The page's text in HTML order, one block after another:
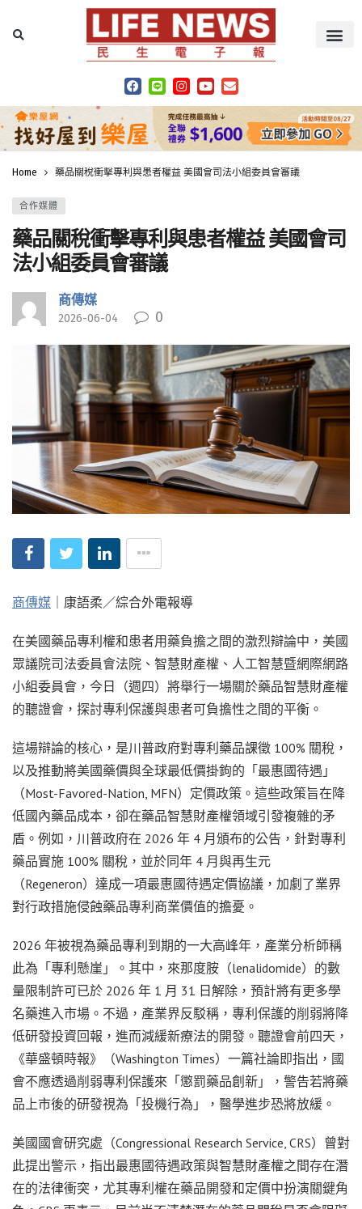
Home 藥品關稅衝擊專利與患者權益 美國會司法小組委員會審議
合作媒體
藥品關稅衝擊專利與患者權益 美國會司
法小組委員會審議
商傳媒
2026-06-04 0
商傳媒 ｜康語柔／綜合外電報導
在美國藥品專利權和患者用藥負擔之間的激烈辯論中，美國
眾議院司法委員會法院、智慧財產權、人工智慧暨網際網路
小組委員會，今日（週四）將舉行一場關於藥品智慧財產權
的聽證會，探討專利保護與患者可負擔性之間的平衡。
這場辯論的核心，是川普政府對專利藥品課徵 100% 關稅，
以及推動將美國藥價與全球最低價掛鉤的「最惠國待遇」
（Most-Favored-Nation, MFN）定價政策。這些政策旨在降
低國內藥品成本，卻在藥品智慧財產權領域引發複雜的矛
盾。例如，川普政府在 2026 年 4 月頒布的公告，針對專利
藥品實施 100% 關稅，並於同年 4 月與再生元
（Regeneron）達成一項最惠國待遇定價協議，加劇了業界
對行政措施侵蝕藥品專利商業價值的擔憂。
2026 年被視為藥品專利到期的一大高峰年，產業分析師稱
此為「專利懸崖」。其中，來那度胺（lenalidomide）的數
量限制許可已於 2026 年 1 月 31 日解除，預計將有更多學
名藥進入市場。不過，產業界反駁稱，專利保護的削弱將降
低研發投資回報，進而減緩新療法的開發。聽證會前四天，
《華盛頓時報》（Washington Times）一篇社論即指出，國
會不應透過削弱專利保護來「懲罰藥品創新」，警告若將藥
品上市後的研發視為「投機行為」，醫學進步恐將放緩。
美國國會研究處（Congressional Research Service, CRS）曾對
此提出警示，指出最惠國待遇政策與智慧財產權之間存在潛
在的法律衝突，尤其專利權在藥品開發和定價中扮演關鍵角